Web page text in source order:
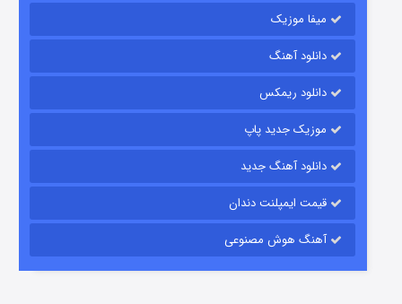
قسمت
میفا موزیک
دانلود آهنگ
دانلود ریمکس
موزیک جدید پاپ
دانلود آهنگ جدید
قیمت ایمپلنت دندان
آهنگ هوش مصنوعی